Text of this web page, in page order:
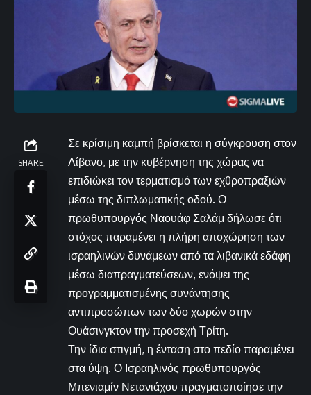
SHARE
Σε κρίσιμη καμπή βρίσκεται η σύγκρουση στον
Λίβανο, με την κυβέρνηση της χώρας να
επιδιώκει τον τερματισμό των εχθροπραξιών
μέσω της διπλωματικής οδού. Ο
πρωθυπουργός Ναουάφ Σαλάμ δήλωσε ότι
στόχος παραμένει η πλήρη αποχώρηση των
ισραηλινών δυνάμεων από τα λιβανικά εδάφη
μέσω διαπραγματεύσεων, ενόψει της
προγραμματισμένης συνάντησης
αντιπροσώπων των δύο χωρών στην
Ουάσινγκτον την προσεχή Τρίτη.
Την ίδια στιγμή, η ένταση στο πεδίο παραμένει
στα ύψη. Ο Ισραηλινός πρωθυπουργός
Μπενιαμίν Νετανιάχου πραγματοποίησε την